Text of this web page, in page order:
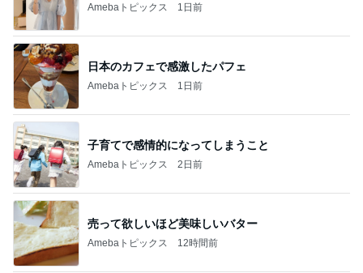
Amebaトピックス 1日前
日本のカフェで感激したパフェ
Amebaトピックス 1日前
子育てで感情的になってしまうこと
Amebaトピックス 2日前
売って欲しいほど美味しいバター
Amebaトピックス 12時間前